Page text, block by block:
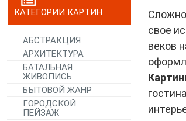
КАТЕГОРИИ КАРТИН
АБСТРАКЦИЯ
АРХИТЕКТУРА
БАТАЛЬНАЯ
ЖИВОПИСЬ
БЫТОВОЙ ЖАНР
ГОРОДСКОЙ
ПЕЙЗАЖ
свое
веков